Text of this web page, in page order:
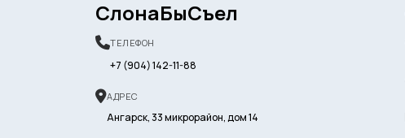
СлонаБыСъел
ТЕЛЕФОН
+7 (904) 142-11-88
АДРЕС
Ангарск, 33 микрорайон, дом 14